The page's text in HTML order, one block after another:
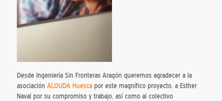
Desde Ingeniería Sin Fronteras Aragón queremos agradecer a la
asociación ALOUDA Huescapor este magnífico proyecto, a Esther
Naval por su compromiso y trabajo, así como al colectivo